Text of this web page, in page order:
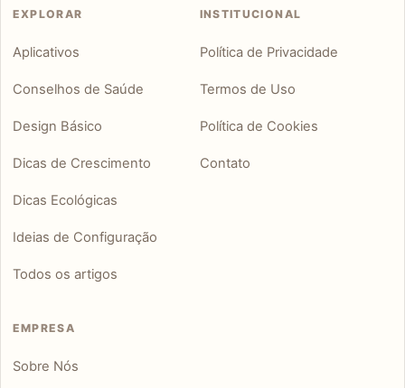
EXPLORAR
Aplicativos
Conselhos de Saúde
Design Básico
Dicas de Crescimento
Dicas Ecológicas
Ideias de Configuração
Todos os artigos
INSTITUCIONAL
Política de Privacidade
Termos de Uso
Política de Cookies
Contato
EMPRESA
Sobre Nós